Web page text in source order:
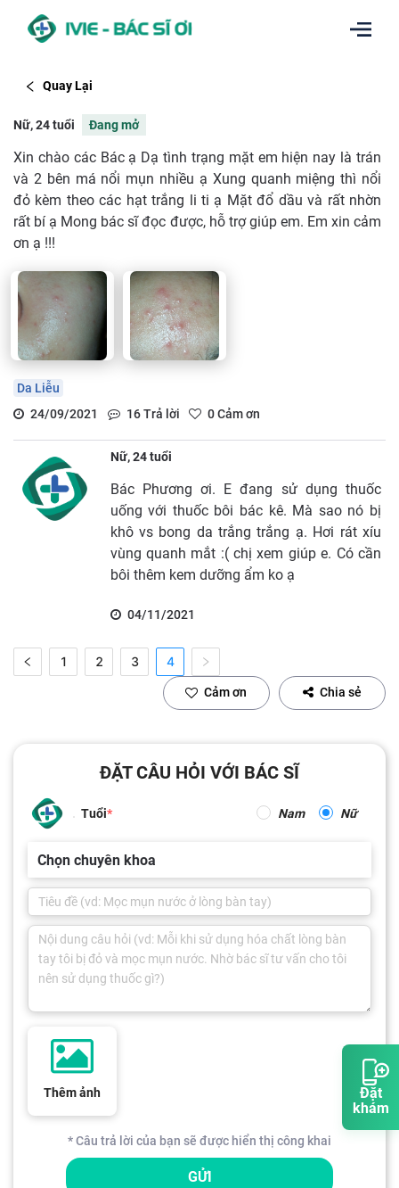
Đặt
khám
Quay Lại
Nữ, 24 tuổi Đang mở
Xin chào các Bác ạ Dạ tình trạng mặt em hiện nay là trán
và 2 bên má nổi mụn nhiều ạ Xung quanh miệng thì nổi
đỏ kèm theo các hạt trắng li ti ạ Mặt đổ dầu và rất nhờn
rất bí ạ Mong bác sĩ đọc được, hỗ trợ giúp em. Em xin cảm
ơn ạ !!!
Da Liễu
24/09/2021
16Trả lời 0Cảm ơn
Nữ, 24 tuổi
Bác Phương ơi. E đang sử dụng thuốc
uống với thuốc bôi bác kê. Mà sao nó bị
khô vs bong da trắng trắng ạ. Hơi rát xíu
vùng quanh mắt :( chị xem giúp e. Có cần
bôi thêm kem dưỡng ẩm ko ạ
04/11/2021
1 2 3 4
Cảm ơn Chia sẻ
ĐẶT CÂU HỎI VỚI BÁC SĨ
Tuổi Nam Nữ
Chọn chuyên khoa
Thêm ảnh
* Câu trả lời của bạn sẽ được hiển thị công khai
GỬI